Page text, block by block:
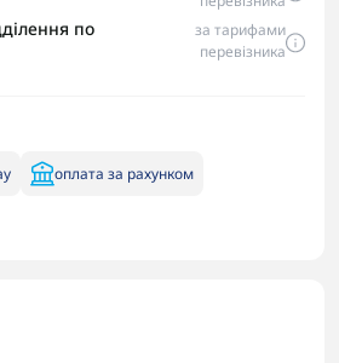
по
за тарифами
перевізника
оплата за рахунком